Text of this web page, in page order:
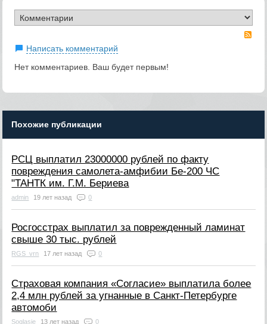
Написать комментарий
Нет комментариев. Ваш будет первым!
Похожие публикации
РСЦ выплатил 23000000 рублей по факту
повреждения самолета-амфибии Бе-200 ЧС
"ТАНТК им. Г.М. Бериева
admin 19 лет назад 0
Росгосстрах выплатил за поврежденный ламинат
свыше 30 тыс. рублей
RGS_vrn 17 лет назад 0
Страховая компания «Согласие» выплатила более
2,4 млн рублей за угнанные в Санкт-Петербурге
автомоби
Soglasie 13 лет назад 0